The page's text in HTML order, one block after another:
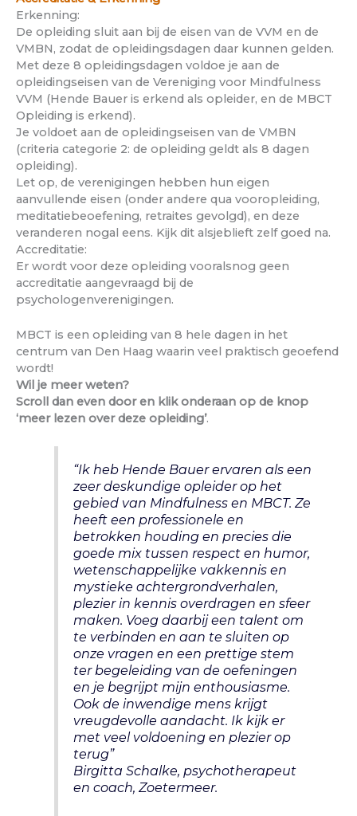
Erkenning:
De opleiding sluit aan bij de eisen van de VVM en de
VMBN, zodat de opleidingsdagen daar kunnen gelden.
Met deze 8 opleidingsdagen voldoe je aan de
opleidingseisen van de Vereniging voor Mindfulness
VVM (Hende Bauer is erkend als opleider, en de MBCT
Opleiding is erkend).
Je voldoet aan de opleidingseisen van de VMBN
(criteria categorie 2: de opleiding geldt als 8 dagen
opleiding).
Let op, de verenigingen hebben hun eigen
aanvullende eisen (onder andere qua vooropleiding,
meditatiebeoefening, retraites gevolgd), en deze
veranderen nogal eens. Kijk dit alsjeblieft zelf goed na.
Accreditatie:
Er wordt voor deze opleiding vooralsnog geen
accreditatie aangevraagd bij de
psychologenverenigingen.
MBCT is een opleiding van 8 hele dagen in het
centrum van Den Haag waarin veel praktisch geoefend
wordt!
Wil je meer weten?
Scroll dan even door en klik onderaan op de knop
‘meer lezen over deze opleiding’.
“Ik heb Hende Bauer ervaren als een
zeer deskundige opleider op het
gebied van Mindfulness en MBCT. Ze
heeft een professionele en
betrokken houding en precies die
goede mix tussen respect en humor,
wetenschappelijke vakkennis en
mystieke achtergrondverhalen,
plezier in kennis overdragen en sfeer
maken. Voeg daarbij een talent om
te verbinden en aan te sluiten op
onze vragen en een prettige stem
ter begeleiding van de oefeningen
en je begrijpt mijn enthousiasme.
Ook de inwendige mens krijgt
vreugdevolle aandacht. Ik kijk er
met veel voldoening en plezier op
terug”
Birgitta Schalke, psychotherapeut
en coach, Zoetermeer.